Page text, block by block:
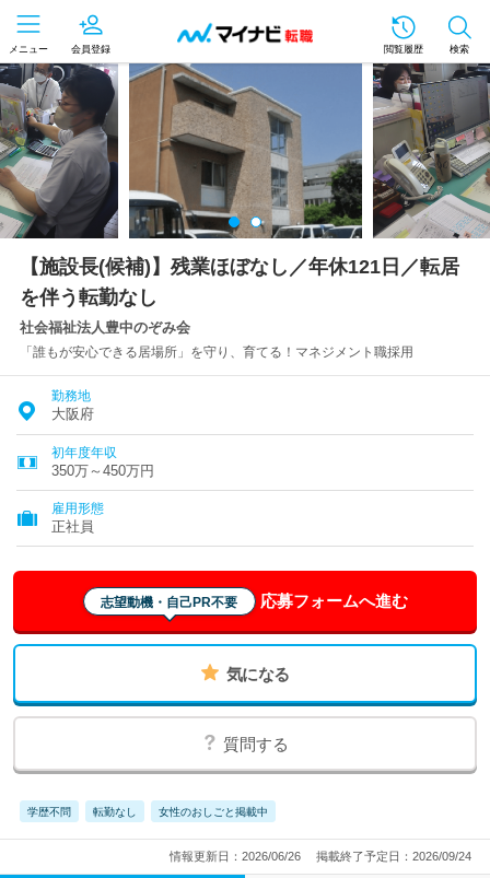
メニュー 会員登録 閲覧履歴 検索
【施設長(候補)】残業ほぼなし／年休121日／転居
を伴う転勤なし
社会福祉法人豊中のぞみ会
「誰もが安心できる居場所」を守り、育てる！マネジメント職採用
勤務地
大阪府
初年度年収
350万～450万円
雇用形態
正社員
志望動機・自己PR不要 応募フォームへ進む
気になる
質問する
学歴不問 転勤なし 女性のおしごと掲載中
情報更新日：2026/06/26 掲載終了予定日：2026/09/24